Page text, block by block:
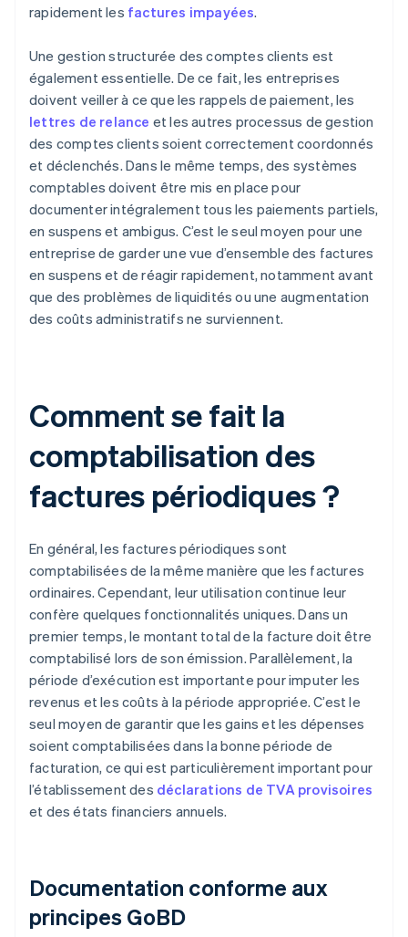
rapidement les factures impayées.
Une gestion structurée des comptes clients est
également essentielle. De ce fait, les entreprises
doivent veiller à ce que les rappels de paiement, les
lettres de relance et les autres processus de gestion
des comptes clients soient correctement coordonnés
et déclenchés. Dans le même temps, des systèmes
comptables doivent être mis en place pour
documenter intégralement tous les paiements partiels,
en suspens et ambigus. C’est le seul moyen pour une
entreprise de garder une vue d’ensemble des factures
en suspens et de réagir rapidement, notamment avant
que des problèmes de liquidités ou une augmentation
des coûts administratifs ne surviennent.
Comment se fait la
comptabilisation des
factures périodiques ?
En général, les factures périodiques sont
comptabilisées de la même manière que les factures
ordinaires. Cependant, leur utilisation continue leur
confère quelques fonctionnalités uniques. Dans un
premier temps, le montant total de la facture doit être
comptabilisé lors de son émission. Parallèlement, la
période d’exécution est importante pour imputer les
revenus et les coûts à la période appropriée. C’est le
seul moyen de garantir que les gains et les dépenses
soient comptabilisées dans la bonne période de
facturation, ce qui est particulièrement important pour
l’établissement des déclarations de TVA provisoires
et des états financiers annuels.
Documentation conforme aux
principes GoBD